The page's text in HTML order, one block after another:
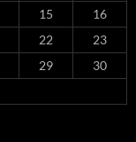
15
16
22
23
29
30